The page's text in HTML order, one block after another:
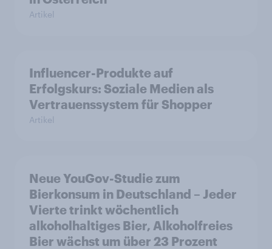
Artikel
Influencer-Produkte auf
Erfolgskurs: Soziale Medien als
Vertrauenssystem für Shopper
Artikel
Neue YouGov-Studie zum
Bierkonsum in Deutschland – Jeder
Vierte trinkt wöchentlich
alkoholhaltiges Bier, Alkoholfreies
Bier wächst um über 23 Prozent